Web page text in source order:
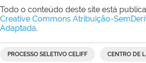
Todo o conteúdo deste site está
Creative Commons Atribuição-
Adaptada.
PROCESSO SELETIVO CELIFF CENTRO DE